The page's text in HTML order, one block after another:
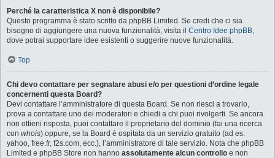
Perché la caratteristica X non è disponibile?
Questo programma è stato scritto da phpBB Limited. Se credi che ci sia
bisogno di aggiungere una nuova funzionalità, visita il Centro Idee phpBB,
dove potrai supportare idee esistenti o suggerire nuove funzionalità.
Top
Chi devo contattare per segnalare abusi e/o per questioni d’ordine legale
concernenti questa Board?
Devi contattare l’amministratore di questa Board. Se non riesci a trovarlo,
prova a contattare uno dei moderatori e chiedi a chi puoi rivolgerti. Se ancora
non ottieni risposta, puoi contattare il proprietario del dominio (fai una ricerca
con whois) oppure, se la Board è ospitata da un servizio gratuito (ad es.
yahoo, free.fr, f2s.com, ecc.), l’amministratore di tale servizio. Nota che phpBB
Limited e phpBB Store non hanno assolutamente alcun controllo e non